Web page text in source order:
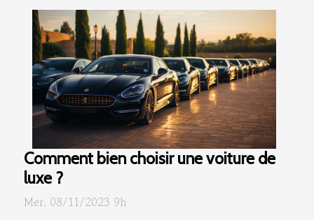
Comment bien choisir une voiture de
luxe ?
Mer. 08/11/2023 9h